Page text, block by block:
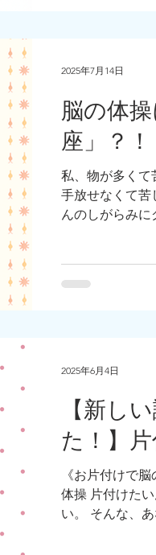
脳の体
座」？！
私、物が多くて
手放せなくて苦
んのしがらみ
2025年7月14日
【新し
た！】
《お片付けで
体操 片付けた
い。 そんな、
2025年6月4日